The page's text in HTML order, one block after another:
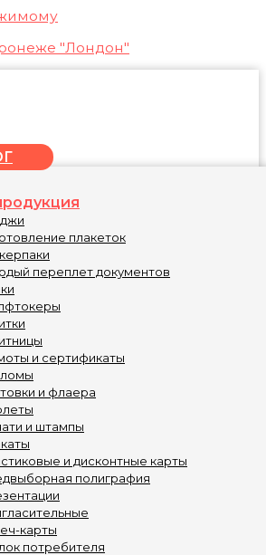
"Лондон"
плакеток
переплет документов
и сертификаты
и флаера
и штампы
и дисконтные карты
полиграфия
карты
потребителя